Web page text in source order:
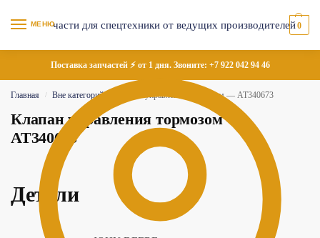
МЕНЮ 0
Поставка запчастей ⚡ от 1 дня. Звоните: +7 922 042 94 46
Главная / Вне категорий Клапан управления тормозом — AT340673
Клапан управления тормозом —
AT340673
Детали